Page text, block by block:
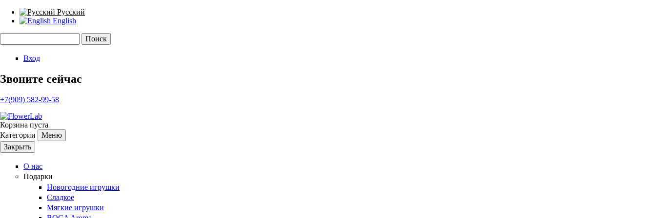
Русский
English
Форма поиска
Вход
Звоните сейчас
+7(909) 582-99-58
Корзина пуста
Категории
Меню
Закрыть
О нас
Подарки
Новогодние игрушки
Сладкое
Мягкие игрушки